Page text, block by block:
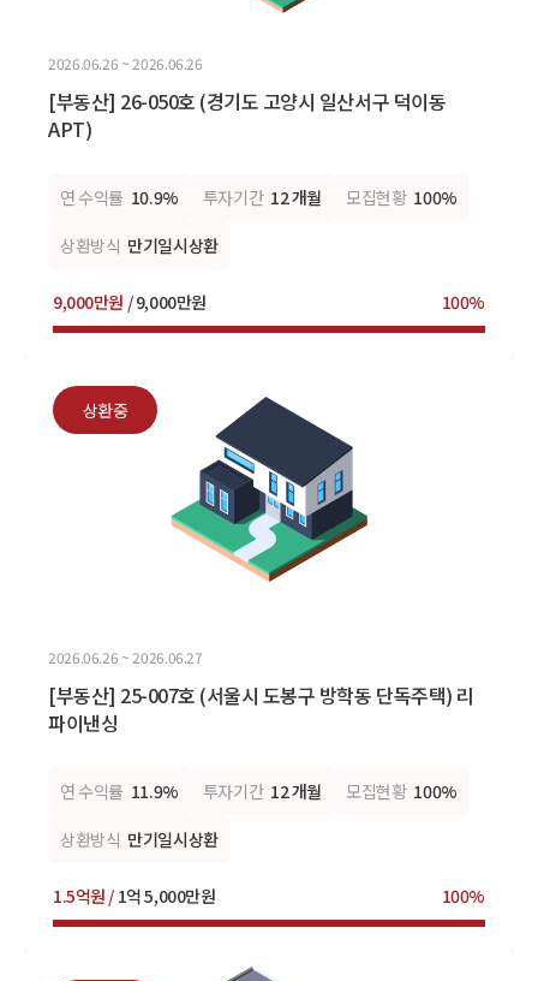
2026.06.26 ~ 2026.06.26
[부동산] 26-050호 (경기도 고양시 일산서구 덕이동
APT)
연 수익률 10.9% 투자기간 12 개월 모집현황 100%
상환방식 만기일시상환
9,000만원 /9,000만원 100%
상환중
2026.06.26 ~ 2026.06.27
[부동산] 25-007호 (서울시 도봉구 방학동 단독주택) 리
파이낸싱
연 수익률 11.9% 투자기간 12 개월 모집현황 100%
상환방식 만기일시상환
1.5억원 / 1억 5,000만원 100%